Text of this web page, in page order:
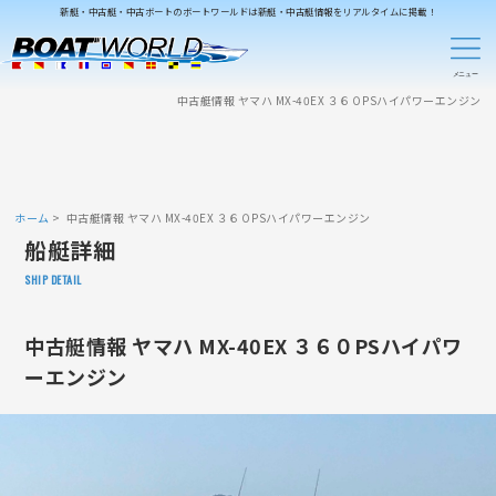
新艇・中古艇・中古ボートのボートワールドは新艇・中古艇情報をリアルタイムに掲載！
中古艇情報 ヤマハ MX-40EX ３６０PSハイパワーエンジン
ホーム 中古艇情報 ヤマハ MX-40EX ３６０PSハイパワーエンジン
船艇詳細
SHIP DETAIL
中古艇情報 ヤマハ MX-40EX ３６０PSハイパワ
ーエンジン